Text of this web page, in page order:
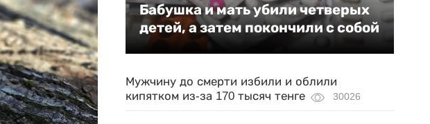
Бабушка и мать убили четверых
детей, а затем покончили с собой
Мужчину до смерти избили и облили
кипятком из-за 170 тысяч тенге
30026